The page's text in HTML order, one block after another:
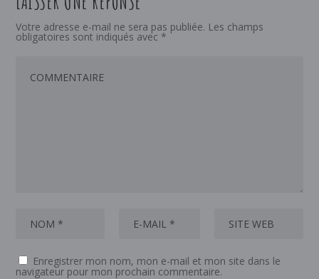
Votre adresse e-mail ne sera pas publiée. Les champs
obligatoires sont indiqués avec *
Enregistrer mon nom, mon e-mail et mon site dans le
navigateur pour mon prochain commentaire.